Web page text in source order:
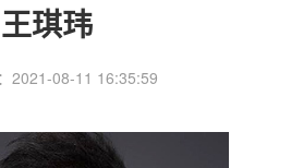
王琪玮
2021-08-11 16:35:59